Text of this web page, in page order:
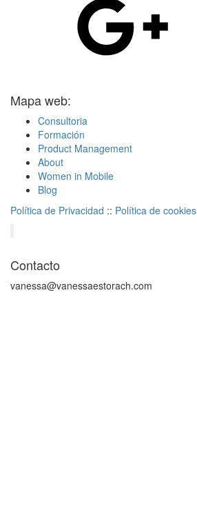
Mapa web:
Consultoria
Formación
Product Management
About
Women in Mobile
Blog
Política de Privacidad :: Política de cookies
Contacto
vanessa@vanessaestorach.com